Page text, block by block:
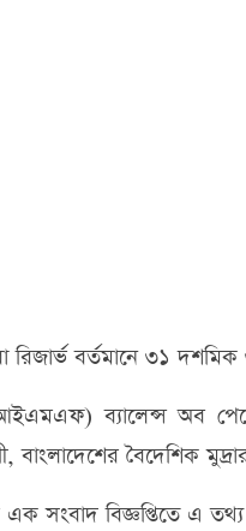
বর্তমানে ৩১
ব্যালেন্স অব
বাংলাদেশের বৈদেশিক
সংবাদ বিজ্ঞপ্তিতে এ তথ্য